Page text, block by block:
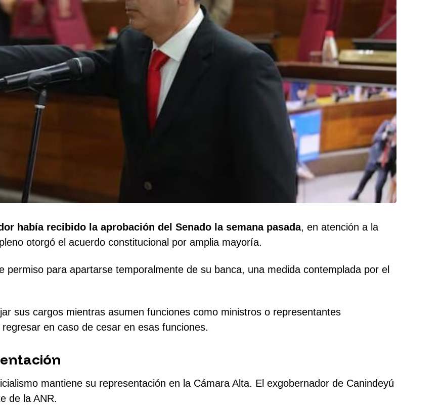
había recibido la aprobación del Senado la semana pasada, en atención a la
otorgó el acuerdo constitucional por amplia mayoría.
permiso para apartarse temporalmente de su banca, una medida contemplada por el
sus cargos mientras asumen funciones como ministros o representantes
en caso de cesar en esas funciones.
mantiene su representación en la Cámara Alta. El exgobernador de Canindeyú
de la ANR.